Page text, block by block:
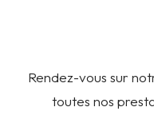
Rendez-vous sur
toutes nos